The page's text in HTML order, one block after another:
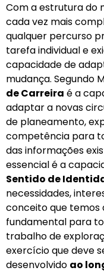
Com a estrutura do
cada vez mais
qualquer percurso
tarefa individual e
capacidade de
mudança. Segundo
de Carreira é a
adaptar a novas
de planeamento,
competência para
das informações
essencial é a
Sentido de
necessidades,
conceito que temos
fundamental para
trabalho de
exercício que deve
desenvolvido ao